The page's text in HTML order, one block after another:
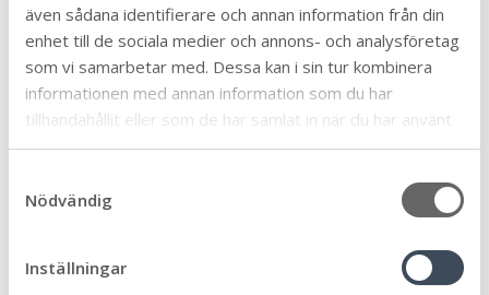
även sådana identifierare och annan information från din
enhet till de sociala medier och annons- och analysföretag
som vi samarbetar med. Dessa kan i sin tur kombinera
informationen med annan information som du har
tillhandahållit eller som de har samlat in när du har använt
deras tjänster.
Nödvändig
Inställningar
Biblioteken
Bygga, bo och miljö
Eketorps borg
En vecka fri från våld
Företag och näringsliv 57
Framtiden